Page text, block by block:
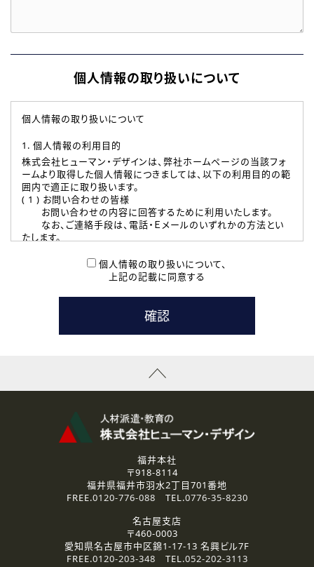
個人情報の取り扱いについて
個人情報の取り扱いについて
1. 個人情報の利用目的
株式会社ヒューマン・デザインは、弊社ホームページの当該フォ
ームより取得した個人情報につきましては、以下の利用目的の範
囲内で適正に取り扱います。
( 1 ) お問い合わせの皆様
お問い合わせの内容に回答するために利用いたします。
なお、ご連絡手段は、電話・Ｅメールのいずれかの方法とい
たします。
本登録に関するご連絡および本登録時の参考情報として利
たします。
( 3 ) スタッフ派遣を検討されている企業の皆様
お問い合わせの内容に回答するために利用いたします。
なお、ご連絡手段は、電話・Ｅメールのいずれかの方法とい
資料送付、受講相談に関するご連絡のために利用いたしま
その他、お問い合わせの内容に回答するために利用いたし
なお、ご連絡手段は、電話・Ｅメールのいずれかの方法とい
2.個人情報の第三者提供
ご提供いただいた個人情報は、法令等の規定に従う場合を除き、
3.個人情報の取り扱いの委託
弊社の定める個人情報保護の評価基準を満たした委託先に、個
人情報を委託する場合があります。
個人情報の取り扱いについて、
上記の記載に同意する
福井本社
〒918-8114
福井県福井市羽水2丁目701番地
FREE.0120-776-088 TEL.0776-35-8230
名古屋支店
〒460-0003
愛知県名古屋市中区錦1-17-13 名興ビル7F
FREE.0120-203-348 TEL.052-202-3113